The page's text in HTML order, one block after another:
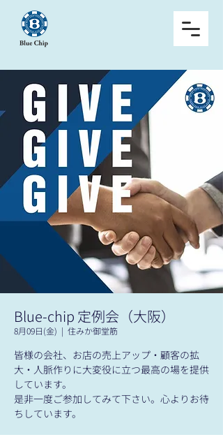
Blue-chip 定例会（大阪）
8月09日(金)
  |
住みか御堂筋
皆様の会社、お店の売上アップ・顧客の拡
大・人脈作りに大変役に立つ最高の場を提供
しています。
是非一度ご参加してみて下さい。心よりお待
ちしています。